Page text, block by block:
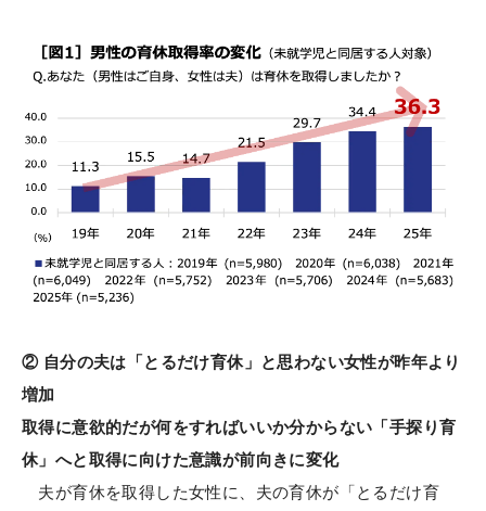
② 自分の夫は「とるだけ育休」と思わない女性が昨年より
増加
取得に意欲的だが何をすればいいか分からない「手探り育
休」へと取得に向けた意識が前向きに変化
夫が育休を取得した女性に、夫の育休が「とるだけ育